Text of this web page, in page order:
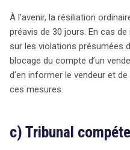
À l’avenir, la résiliation
préavis de 30 jours. En cas
sur les violations présumées
blocage du compte d’un
d’en informer le vendeur et
ces mesures.
c) Tribunal